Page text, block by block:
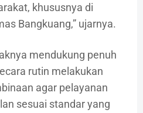
khususnya di
Bangkuang,” ujarnya.
mendukung penuh
rutin melakukan
agar pelayanan
sesuai standar yang